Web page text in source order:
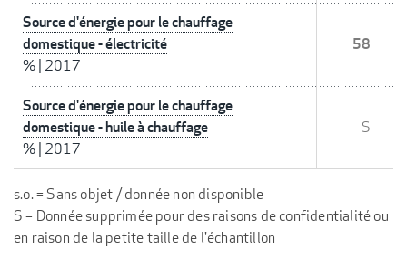
Source d'énergie pour le chauffage
domestique - électricité
% 2017
58
Source d'énergie pour le chauffage
domestique - huile à chauffage
% 2017
S
s.o. = Sans objet / donnée non disponible
S = Donnée supprimée pour des raisons de confidentialité ou
en raison de la petite taille de l'échantillon